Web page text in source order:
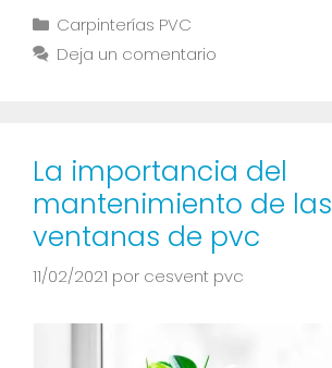
Carpinterías PVC
Deja un comentario
La importancia del
mantenimiento de las
ventanas de pvc
11/02/2021 por cesvent pvc